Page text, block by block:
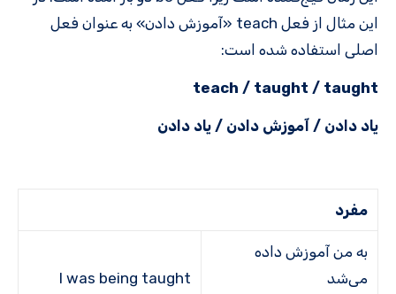
این مثال از فعل teach «آموزش دادن» به عنوان فعل
اصلی استفاده شده است:
teach / taught / taught
یاد دادن / آموزش دادن / یاد دادن
مفرد
به من آموزش داده
می‌شد
I was being taught